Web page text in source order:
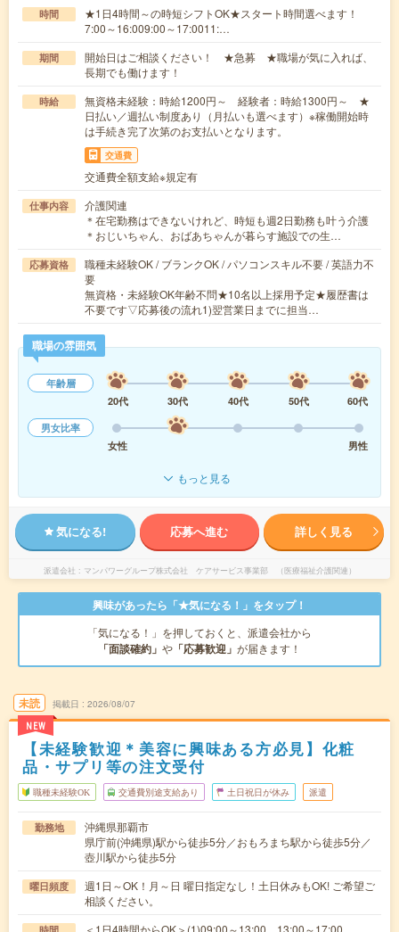
時間
★1日4時間～の時短シフトOK★スタート時間選べます！
7:00～16:009:00～17:0011:…
期間
開始日はご相談ください！ ★急募 ★職場が気に入れば、
長期でも働けます！
時給
無資格未経験：時給1200円～ 経験者：時給1300円～ ★
日払い／週払い制度あり（月払いも選べます）※稼働開始時
は手続き完了次第のお支払いとなります。
交通費
交通費全額支給※規定有
仕事内容
介護関連
＊在宅勤務はできないけれど、時短も週2日勤務も叶う介護
＊おじいちゃん、おばあちゃんが暮らす施設での生…
応募資格
職種未経験OK / ブランクOK / パソコンスキル不要 / 英語力不
要
無資格・未経験OK年齢不問★10名以上採用予定★履歴書は
不要です▽応募後の流れ1)翌営業日までに担当…
職場の雰囲気
年齢層
20代
30代 40代 50代
60代
男女比率
女性
男性
もっと見る
気になる! 応募へ進む 詳しく見る
派遣会社 マンパワーグループ株式会社 ケアサービス事業部 （医療福祉介護関連）
興味があったら「★気になる！」をタップ！
「気になる！」を押しておくと、派遣会社から
「面談確約」 や 「応募歓迎」 が届きます！
未読
NEW
掲載日 2026/08/07
【未経験歓迎＊美容に興味ある方必見】化粧
品・サプリ等の注文受付
職種未経験OK 交通費別途支給あり 土日祝日が休み 派遣
勤務地
沖縄県那覇市
県庁前(沖縄県)駅から徒歩5分／おもろまち駅から徒歩5分／
壺川駅から徒歩5分
曜日頻度
週1日～OK！月～日 曜日指定なし！土日休みもOK! ご希望ご
相談ください。
＜1日4時間からOK＞(1)09:00～13:00、13:00～17:00、